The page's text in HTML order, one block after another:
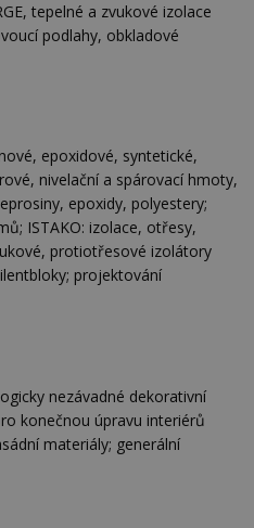
tepelné a zvukové izolace
podlahy, obkladové
epoxidové, syntetické,
nivelační a spárovací hmoty,
epoxidy, polyestery;
ISTAKO: izolace, otřesy,
protiotřesové izolátory
projektování
nezávadné dekorativní
konečnou úpravu interiérů
materiály; generální